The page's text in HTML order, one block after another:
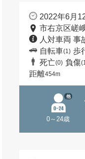
2022年6月
市右京区嵯
人対車両 事
自転車(1) 歩
死亡(0) 負傷
距離454m
0～24歳
他